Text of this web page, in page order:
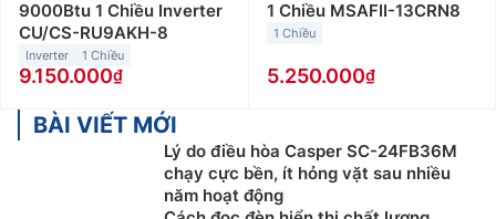
9000Btu 1 Chiều Inverter
CU/CS-RU9AKH-8
Inverter 1 Chiều
9.150.000
1 Chiều MSAFII-13CRN8
1 Chiều
5.250.000
BÀI VIẾT MỚI
Lý do điều hòa Casper SC-24FB36M
chạy cực bền, ít hỏng vặt sau nhiều
năm hoạt động